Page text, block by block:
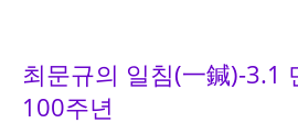
최문규의 일침(一鍼)-3.1
100주년